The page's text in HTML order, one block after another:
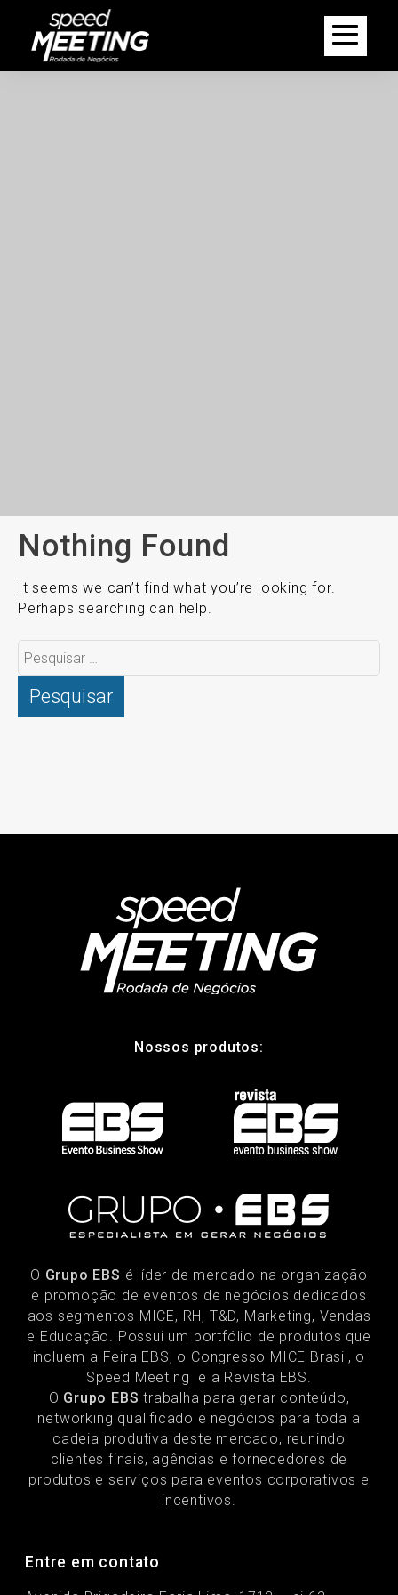
Nothing Found
It seems we can’t find what you’re looking for.
Perhaps searching can help.
Pesquisar
por:
Nossos produtos:
O Grupo EBS é líder de mercado na organização
e promoção de eventos de negócios dedicados
aos segmentos MICE, RH, T&D, Marketing, Vendas
e Educação. Possui um portfólio de produtos que
incluem a Feira EBS, o Congresso MICE Brasil, o
Speed Meeting e a Revista EBS.
O Grupo EBS trabalha para gerar conteúdo,
networking qualificado e negócios para toda a
cadeia produtiva deste mercado, reunindo
clientes finais, agências e fornecedores de
produtos e serviços para eventos corporativos e
incentivos.
Entre em contato